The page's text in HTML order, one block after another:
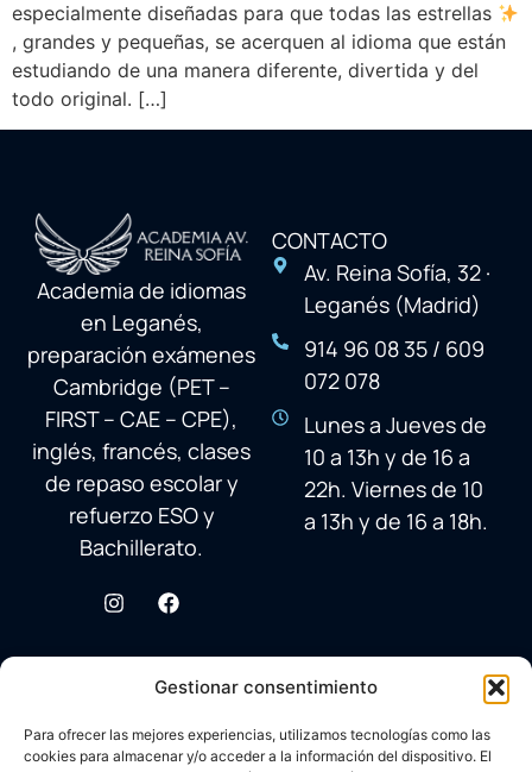
Gestionar consentimiento
Para ofrecer las mejores experiencias, utilizamos tecnologías como las
cookies para almacenar y/o acceder a la información del dispositivo. El
especialmente diseñadas para que todas las estrellas
, grandes y pequeñas, se acerquen al idioma que están
estudiando de una manera diferente, divertida y del
todo original. […]
Academia de idiomas
en Leganés,
preparación exámenes
Cambridge (PET –
FIRST – CAE – CPE),
inglés, francés, clases
de repaso escolar y
refuerzo ESO y
Bachillerato.
CONTACTO
Av. Reina Sofía, 32 ·
Leganés (Madrid)
914 96 08 35 / 609
072 078
Lunes a Jueves de
10 a 13h y de 16 a
22h. Viernes de 10
a 13h y de 16 a 18h.